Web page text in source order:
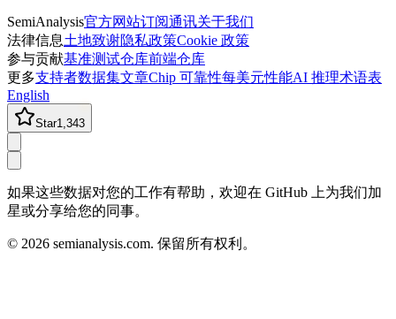
SemiAnalysis官方网站订阅通讯关于我们
法律信息土地致谢隐私政策Cookie 政策
参与贡献基准测试仓库前端仓库
更多支持者数据集文章Chip 可靠性每美元性能AI 推理术语表
English
Star1,343
如果这些数据对您的工作有帮助，欢迎在 GitHub 上为我们加
星或分享给您的同事。
© 2026 semianalysis.com. 保留所有权利。